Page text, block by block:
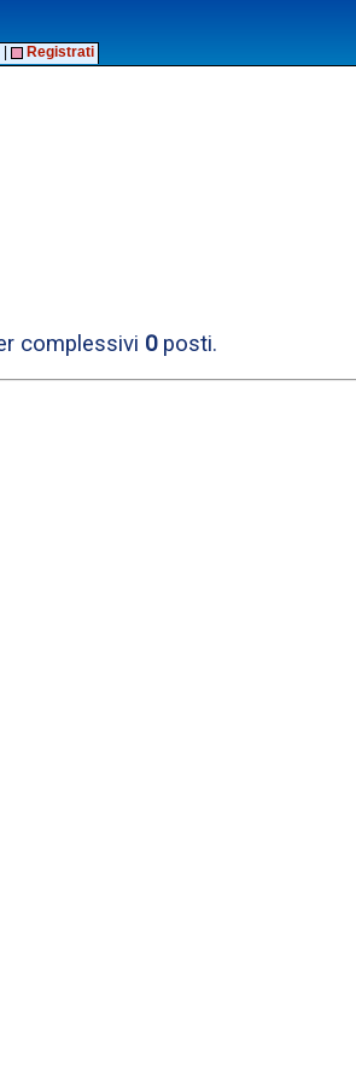
Registrati
complessivi 0posti.